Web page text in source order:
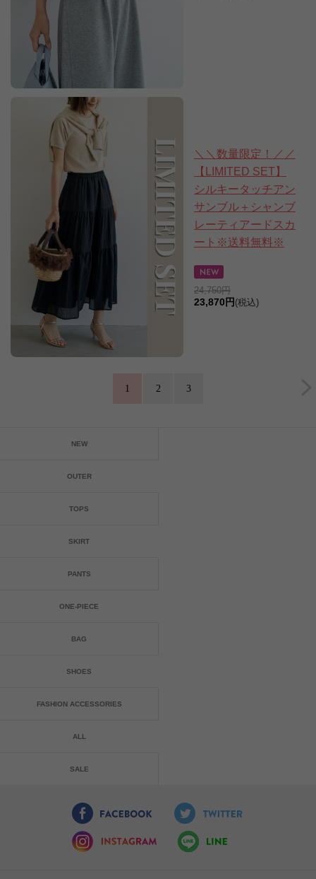
＼＼数量限定！／／
【LIMITED SET】
シルキータッチアン
サンブル＋シャンブ
レーティアードスカ
ート※送料無料※
24,750円
23,870円 (税込)
1 2 3
NEW
OUTER
TOPS
SKIRT
PANTS
ONE-PIECE
BAG
SHOES
FASHION ACCESSORIES
ALL
SALE